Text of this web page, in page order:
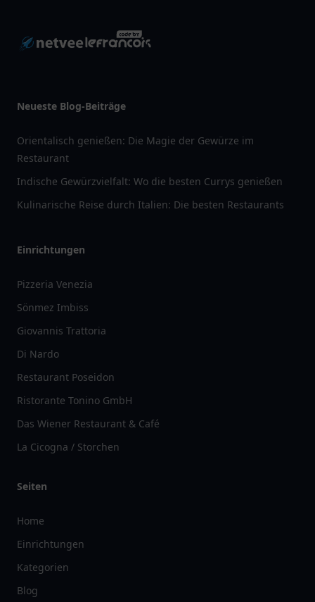
Neueste Blog-Beiträge
Orientalisch genießen: Die Magie der Gewürze im
Restaurant
Indische Gewürzvielfalt: Wo die besten Currys genießen
Kulinarische Reise durch Italien: Die besten Restaurants
Einrichtungen
Pizzeria Venezia
Sönmez Imbiss
Giovannis Trattoria
Di Nardo
Restaurant Poseidon
Ristorante Tonino GmbH
Das Wiener Restaurant & Café
La Cicogna / Storchen
Seiten
Home
Einrichtungen
Kategorien
Blog